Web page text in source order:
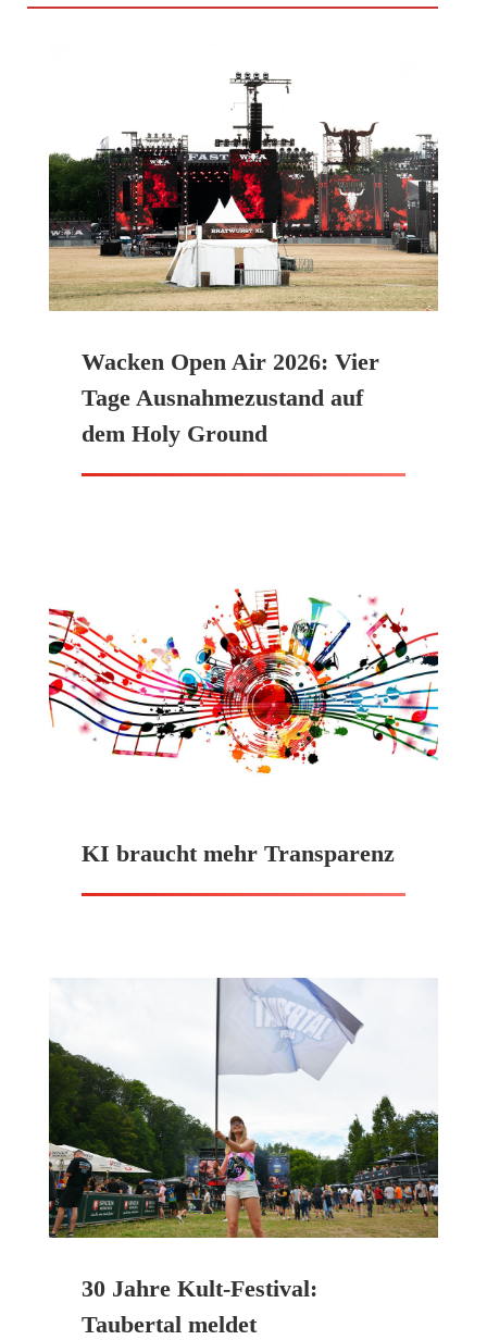
Wacken Open Air 2026: Vier
Tage Ausnahmezustand auf
dem Holy Ground
KI braucht mehr Transparenz
30 Jahre Kult-Festival:
Taubertal meldet